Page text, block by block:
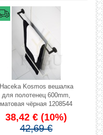
Haceka Kosmos вешалка
для полотенец 600mm,
матовая чёрная 1208544
38,42 € (10%)
42,69 €